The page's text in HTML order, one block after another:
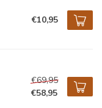
€10,95
€69,95
€58,95